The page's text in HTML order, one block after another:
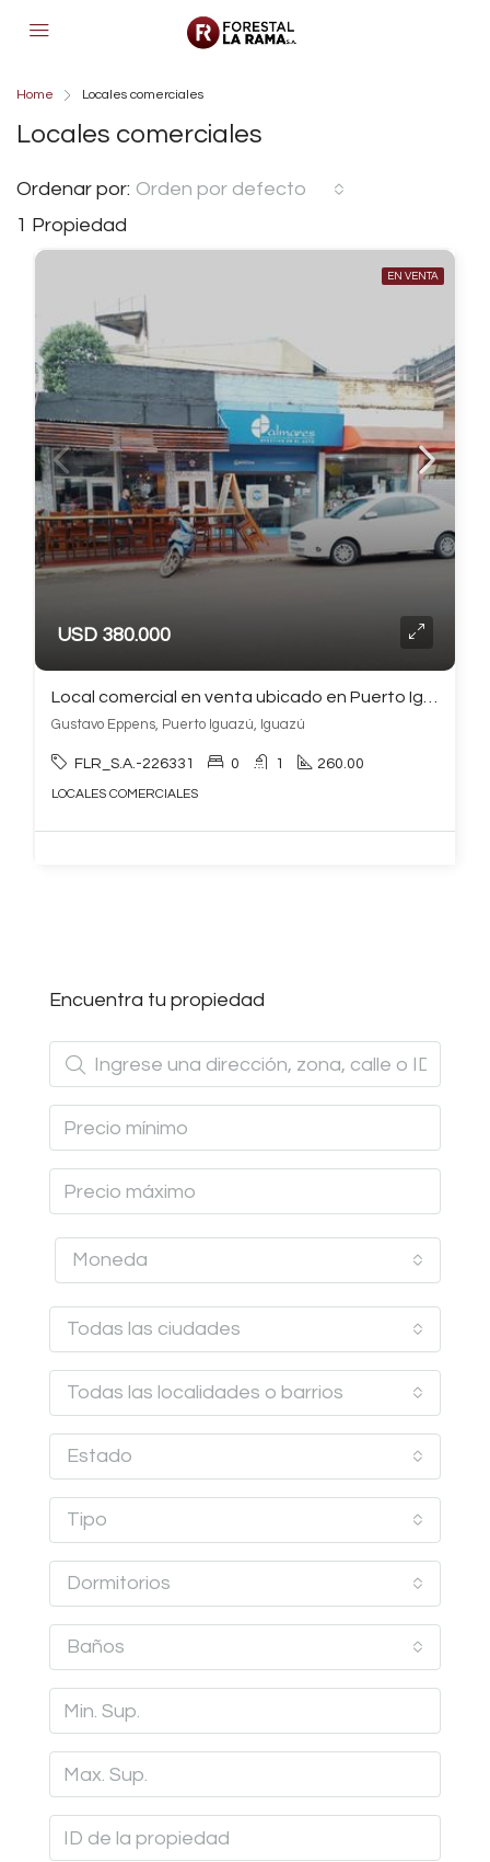
Home Locales comerciales
Locales comerciales
1 Propiedad
Ordenar por: Orden por defecto
EN VENTA
USD 380.000
Gustavo Eppens, Puerto Iguazú, Iguazú
FLR_S.A.-226331 0 1 260.00
LOCALES COMERCIALES
Encuentra tu propiedad
Moneda
Todas las ciudades
Todas las localidades o barrios
Estado
Tipo
Dormitorios
Baños